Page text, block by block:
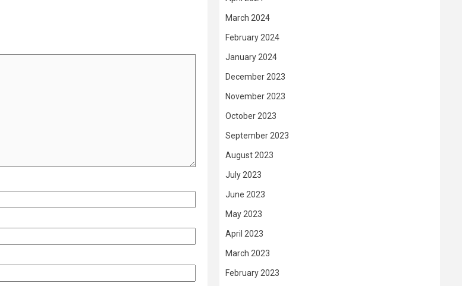
March 2024
February 2024
January 2024
December 2023
November 2023
October 2023
September 2023
August 2023
July 2023
June 2023
May 2023
April 2023
March 2023
February 2023